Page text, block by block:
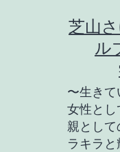
芝山
ル
〜生き
女性とし
親とし
ラキラ